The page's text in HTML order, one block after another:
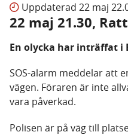
Uppdaterad 22 maj
22 maj 21.30,
En olycka har inträffat i
SOS-alarm meddelar att
vägen. Föraren är inte
vara påverkad.
Polisen är på väg till